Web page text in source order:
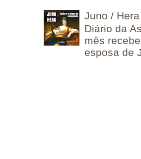
Juno /
Diário da
mês
esposa de